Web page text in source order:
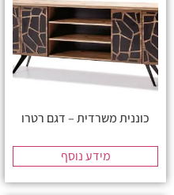
כוננית משרדית – דגם רטרו
מידע נוסף